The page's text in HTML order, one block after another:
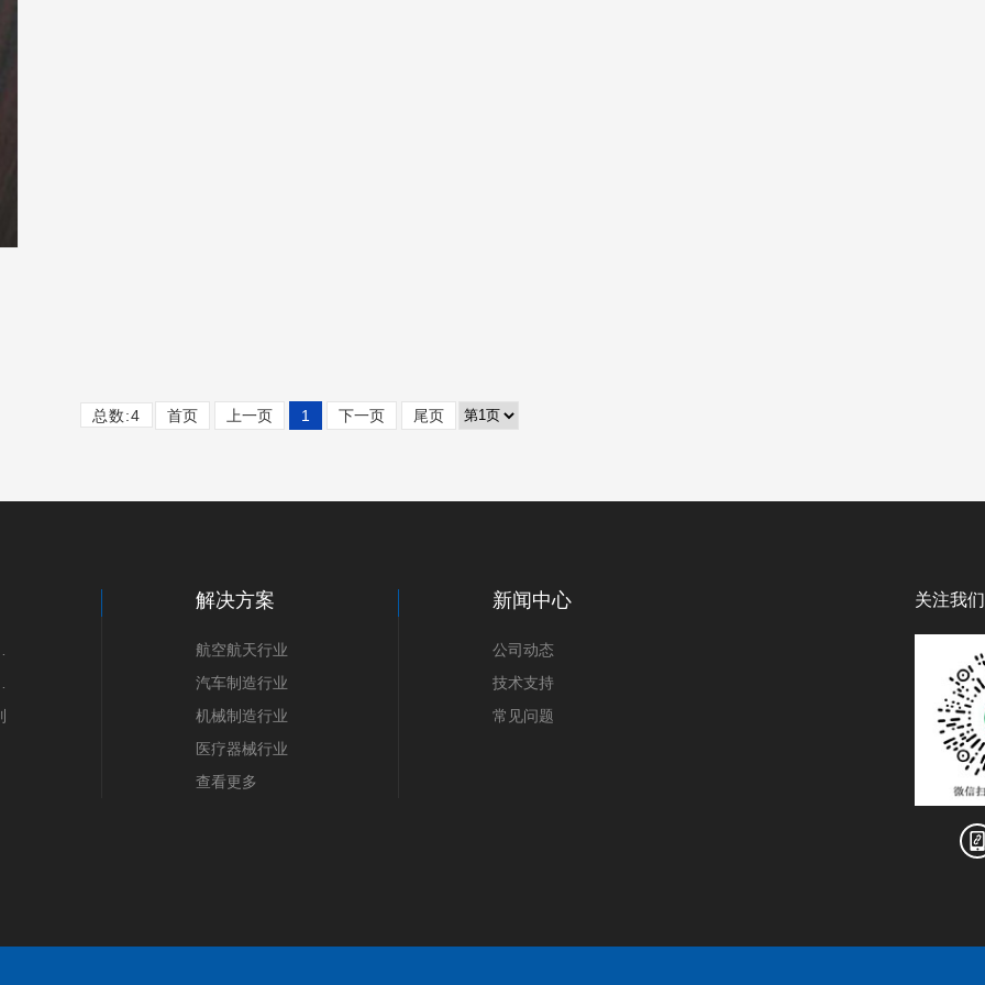
总数:4 首页 上一页 1 下一页 尾页
解决方案
航空航天行业
汽车制造行业
机械制造行业
医疗器械行业
查看更多
新闻中心
公司动态
技术支持
常见问题
关注我们